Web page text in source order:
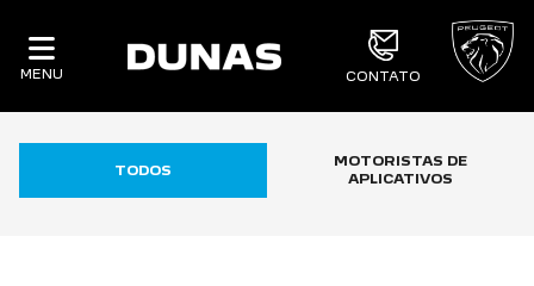
MENU CONTATO
TODOS
MOTORISTAS DE
APLICATIVOS